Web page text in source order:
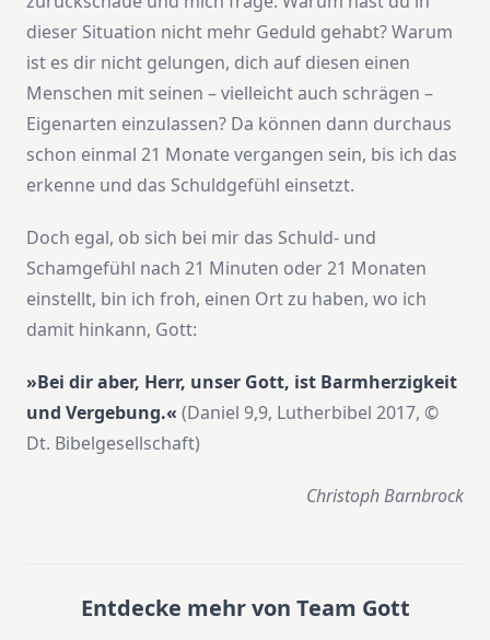
dieser Situation nicht mehr Geduld gehabt? Warum
ist es dir nicht gelungen, dich auf diesen einen
Menschen mit seinen – vielleicht auch schrägen –
Eigenarten einzulassen? Da können dann durchaus
schon einmal 21 Monate vergangen sein, bis ich das
erkenne und das Schuldgefühl einsetzt.
Doch egal, ob sich bei mir das Schuld- und
Schamgefühl nach 21 Minuten oder 21 Monaten
einstellt, bin ich froh, einen Ort zu haben, wo ich
damit hinkann, Gott:
»Bei dir aber, Herr, unser Gott, ist Barmherzigkeit
und Vergebung.« (Daniel 9,9, Lutherbibel 2017, ©
Dt. Bibelgesellschaft)
Christoph Barnbrock
Entdecke mehr von Team Gott